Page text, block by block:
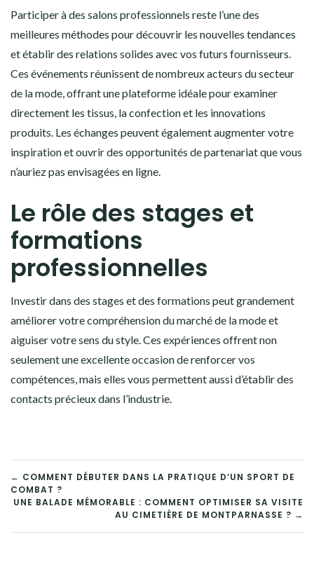
Participer à des salons professionnels reste l’une des
meilleures méthodes pour découvrir les nouvelles tendances
et établir des relations solides avec vos futurs fournisseurs.
Ces événements réunissent de nombreux acteurs du secteur
de la mode, offrant une plateforme idéale pour examiner
directement les tissus, la confection et les innovations
produits. Les échanges peuvent également augmenter votre
inspiration et ouvrir des opportunités de partenariat que vous
n’auriez pas envisagées en ligne.
Le rôle des stages et
formations
professionnelles
Investir dans des stages et des formations peut grandement
améliorer votre compréhension du marché de la mode et
aiguiser votre sens du style. Ces expériences offrent non
seulement une excellente occasion de renforcer vos
compétences, mais elles vous permettent aussi d’établir des
contacts précieux dans l’industrie.
NAVIGATION
DE
L’ARTICLE
← COMMENT DÉBUTER DANS LA PRATIQUE D’UN SPORT DE
COMBAT ?
UNE BALADE MÉMORABLE : COMMENT OPTIMISER SA VISITE
AU CIMETIÈRE DE MONTPARNASSE ? →